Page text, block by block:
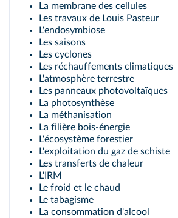
La membrane des cellules
Les travaux de Louis Pasteur
L'endosymbiose
Les saisons
Les cyclones
Les réchauffements climatiques
L'atmosphère terrestre
Les panneaux photovoltaïques
La photosynthèse
La méthanisation
La filière bois-énergie
L'écosystème forestier
L'exploitation du gaz de schiste
Les transferts de chaleur
L'IRM
Le froid et le chaud
Le tabagisme
La consommation d'alcool